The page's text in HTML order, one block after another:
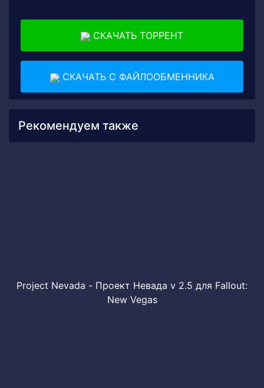
СКАЧАТЬ ТОРРЕНТ
СКАЧАТЬ С ФАЙЛООБМЕННИКА
Рекомендуем также
Project Nevada - Проект Невада v 2.5 для Fallout:
New Vegas